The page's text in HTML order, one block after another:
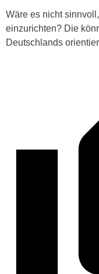
Wäre es nicht
einzurichten? Die
Deutschlands